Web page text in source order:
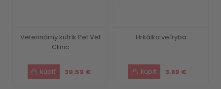
Veterinárny kufrík Pet Vet
Clinic
39.59 €
Hrkálka veľryba
3.89 €